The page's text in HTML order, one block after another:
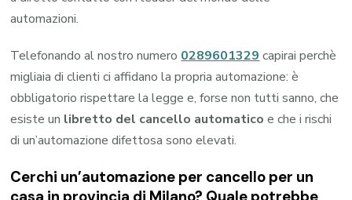
automazioni.
Telefonando al nostro numero 0289601329 capirai perchè
migliaia di clienti ci affidano la propria automazione: è
obbligatorio rispettare la legge e, forse non tutti sanno, che
esiste un libretto del cancello automatico e che i rischi
di un’automazione difettosa sono elevati.
Cerchi un’automazione per cancello per un